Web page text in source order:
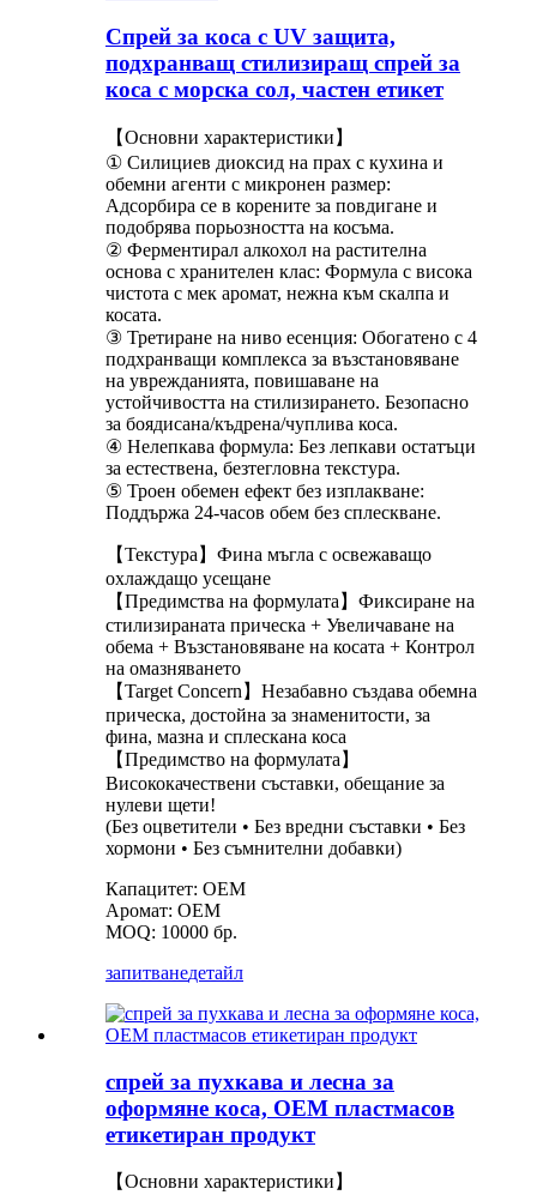
Спрей за коса с UV защита,
подхранващ стилизиращ спрей за
коса с морска сол, частен етикет
【Основни характеристики】
① Силициев диоксид на прах с кухина и
обемни агенти с микронен размер:
Адсорбира се в корените за повдигане и
подобрява порьозността на косъма.
② Ферментирал алкохол на растителна
основа с хранителен клас: Формула с висока
чистота с мек аромат, нежна към скалпа и
косата.
③ Третиране на ниво есенция: Обогатено с 4
подхранващи комплекса за възстановяване
на уврежданията, повишаване на
устойчивостта на стилизирането. Безопасно
за боядисана/къдрена/чуплива коса.
④ Нелепкава формула: Без лепкави остатъци
за естествена, безтегловна текстура.
⑤ Троен обемен ефект без изплакване:
Поддържа 24-часов обем без сплескване.
【Текстура】Фина мъгла с освежаващо
охлаждащо усещане
【Предимства на формулата】Фиксиране на
стилизираната прическа + Увеличаване на
обема + Възстановяване на косата + Контрол
на омазняването
【Target Concern】Незабавно създава обемна
прическа, достойна за знаменитости, за
фина, мазна и сплескана коса
【Предимство на формулата】
Висококачествени съставки, обещание за
нулеви щети!
(Без оцветители • Без вредни съставки • Без
хормони • Без съмнителни добавки)
Капацитет: OEM
Аромат: OEM
MOQ: 10000 бр.
запитванедетайл
спрей за пухкава и лесна за
оформяне коса, OEM пластмасов
етикетиран продукт
【Основни характеристики】